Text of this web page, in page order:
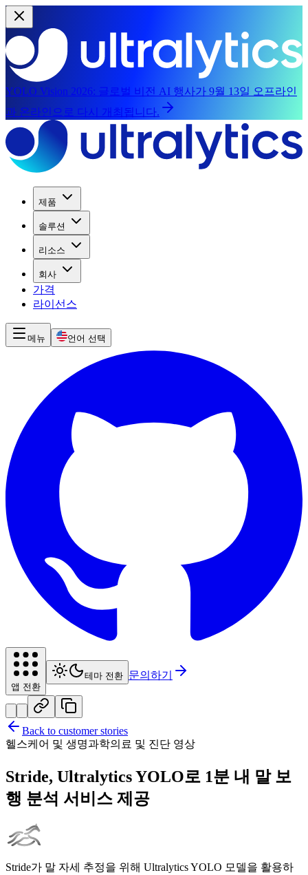
YOLO Vision 2026: 글로벌 비전 AI 행사가 9월 13일 오프라인
과 온라인으로 다시 개최됩니다.
제품
솔루션
리소스
회사
가격
라이선스
메뉴 언어 선택
앱 전환
테마 전환 문의하기
Back to customer stories
헬스케어 및 생명과학의료 및 진단 영상
Stride, Ultralytics YOLO로 1분 내 말 보
행 분석 서비스 제공
Stride가 말 자세 추정을 위해 Ultralytics YOLO 모델을 활용하